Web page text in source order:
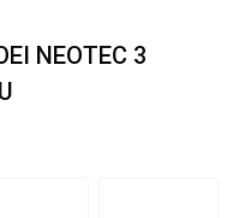
NEOTEC 3